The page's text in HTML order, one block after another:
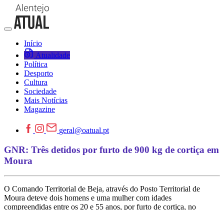
Início
Atualidade
Política
Desporto
Cultura
Sociedade
Mais Notícias
Magazine
geral@oatual.pt
GNR: Três detidos por furto de 900 kg de cortiça em
Moura
O Comando Territorial de Beja, através do Posto Territorial de
Moura deteve dois homens e uma mulher com idades
compreendidas entre os 20 e 55 anos, por furto de cortiça, no